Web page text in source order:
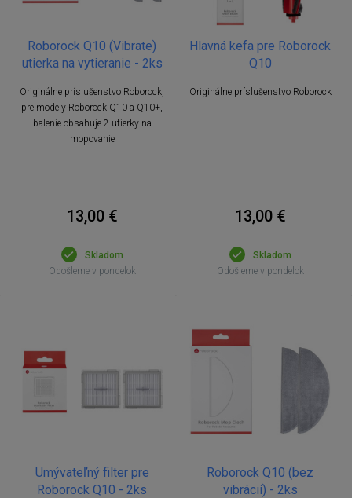
Roborock Q10 (Vibrate)
utierka na vytieranie - 2ks
Originálne príslušenstvo Roborock,
pre modely Roborock Q10 a Q10+,
balenie obsahuje 2 utierky na
mopovanie
13,00 €
Skladom
Odošleme v pondelok
Hlavná kefa pre Roborock
Q10
Originálne príslušenstvo Roborock
13,00 €
Skladom
Odošleme v pondelok
Umývateľný filter pre
Roborock Q10 - 2ks
Roborock Q10 (bez
vibrácií) - 2ks